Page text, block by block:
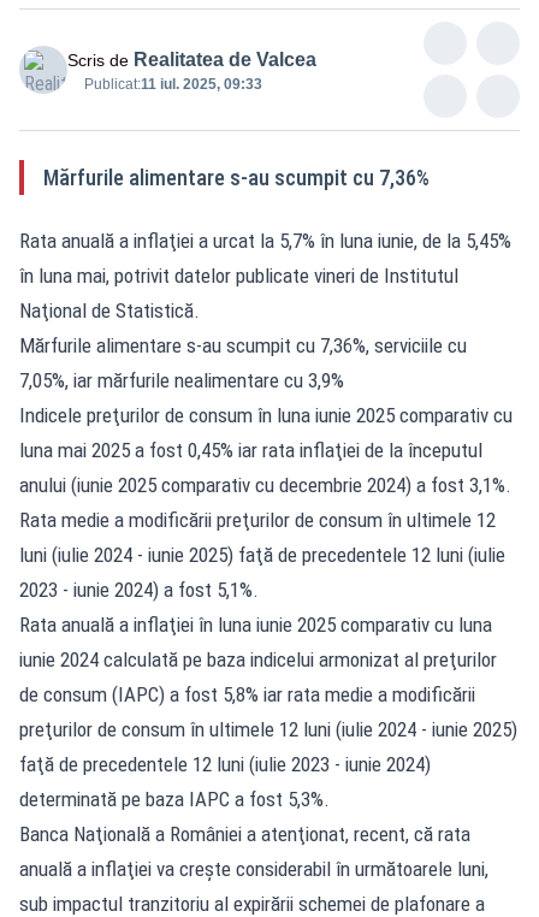
Scris de Realitatea de Valcea
Publicat:11 iul. 2025, 09:33
Mărfurile alimentare s-au scumpit cu 7,36%
Rata anuală a inflaţiei a urcat la 5,7% în luna iunie, de la 5,45%
în luna mai, potrivit datelor publicate vineri de Institutul
Naţional de Statistică.
Mărfurile alimentare s-au scumpit cu 7,36%, serviciile cu
7,05%, iar mărfurile nealimentare cu 3,9%
Indicele preţurilor de consum în luna iunie 2025 comparativ cu
luna mai 2025 a fost 0,45% iar rata inflaţiei de la începutul
anului (iunie 2025 comparativ cu decembrie 2024) a fost 3,1%.
Rata medie a modificării preţurilor de consum în ultimele 12
luni (iulie 2024 - iunie 2025) faţă de precedentele 12 luni (iulie
2023 - iunie 2024) a fost 5,1%.
Rata anuală a inflaţiei în luna iunie 2025 comparativ cu luna
iunie 2024 calculată pe baza indicelui armonizat al preţurilor
de consum (IAPC) a fost 5,8% iar rata medie a modificării
preţurilor de consum în ultimele 12 luni (iulie 2024 - iunie 2025)
faţă de precedentele 12 luni (iulie 2023 - iunie 2024)
determinată pe baza IAPC a fost 5,3%.
Banca Naţională a României a atenţionat, recent, că rata
anuală a inflaţiei va creşte considerabil în următoarele luni,
sub impactul tranzitoriu al expirării schemei de plafonare a